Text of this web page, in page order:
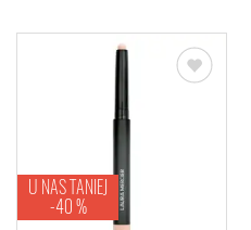
U NAS TANIEJ
-40 %